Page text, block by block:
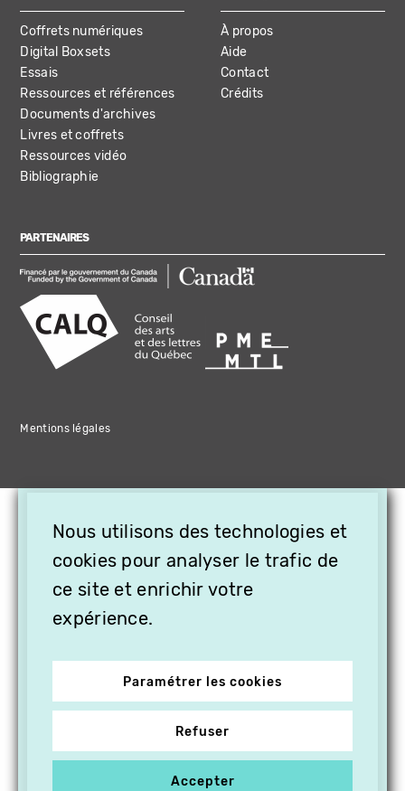
Coffrets numériques
Digital Boxsets
Essais
Ressources et références
Documents d'archives
Livres et coffrets
Ressources vidéo
Bibliographie
À propos
Aide
Contact
Crédits
PARTENAIRES
Mentions légales
Nous utilisons des technologies et
cookies pour analyser le trafic de
ce site et enrichir votre
expérience.
Paramétrer les cookies
Refuser
Accepter
OFFREZ LA VIDÉO EN
CADEAU, ABONNEZ VOS
PROCHES À VITHÈQUE !